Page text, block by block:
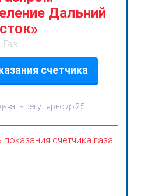
Дальний
Газ
счетчика
регулярно до 25
счетчика газа